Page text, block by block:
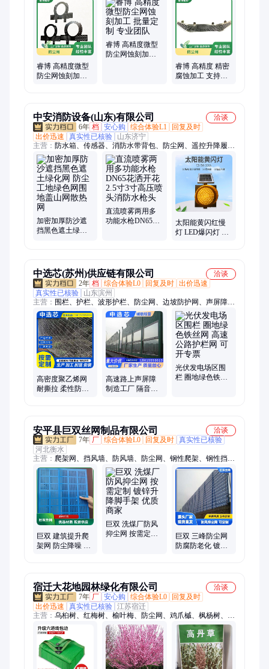
通用表盘、筛分刀网、蚀刻标牌、市政标识、铭牌定制、配件表
盘、防护网片、数控焊接、工业零件、商业标识、厂区标识、替
换刀网、焊接配件、标识管理
睿博 高精度微型
防尘网蚀刻加工
睿博 高精度微型
防尘网蚀刻加工
睿博 高精度 精密
腐蚀加工 支持打
中安消防设备(山东)有限公司
洽谈
6年 档 安心购 综合体验L1
回复及时
出价迅速
真实性已核验
山东济宁
主营： 防水箱、传感器、消防水带背包、防尘网、遥控升降履带
底盘
加密加厚防沙遮
挡黑色遮土绿化
直流喷雾两用多
功能水枪DN65花
太阳能黄闪红慢
灯 LED爆闪灯 路
中选芯(苏州)供应链有限公司
洽谈
2年 档 综合体验L0 回复及时 出价迅速
真实性已核验
山东滨州
主营： 围栏、护栏、波形护栏、防尘网、边坡防护网、声屏障、
钢格板、市政护栏、石笼网、隔离网
高密度聚乙烯网
耐撕拉 柔性防风
高速路上声屏障
制造工厂 隔音屏
光伏发电场区围
栏 圈地绿色铁丝
安平县巨双丝网制品有限公司
洽谈
7年 厂 综合体验L0 回复及时 真实性已核验
河北衡水
主营： 爬架网、挡风墙、防风墙、防尘网、钢性爬架、钢性挡
风、爬架外围、抑尘网钢、金属板网、公路围挡、抑尘防风网、
挡风抑尘墙、爬架安全网、建筑防护网、蓝色防风板、安全防护
网、洗煤厂围挡、防风抑尘网、建筑提升架、建筑安全网、煤场
抑尘网、金属防风网、外围圆孔网、挡风抑尘网、防风扬尘网
巨双 建筑提升爬
架网 防尘降噪 建
巨双 洗煤厂防风
抑尘网 按需定制
巨双 三峰防尘网
防腐防老化 镀锌
宿迁大花地园林绿化有限公司
洽谈
7年 厂 安心购 综合体验L0
回复及时
出价迅速
真实性已核验 江苏宿迁
主营： 乌桕树、红梅树、榆叶梅、防尘网、鸡爪槭、枫杨树、银
杏树、紫荆树、茶花树、黄金槐、白玉兰、红叶李、木瓜树、榉
树苗、凌霄花、小龙柏、樱花树、丁香苗、白蜡树、垂丝海棠、
麦冬草、瓜子黄杨、红枫、草坪、金叶水杉、紫薇树